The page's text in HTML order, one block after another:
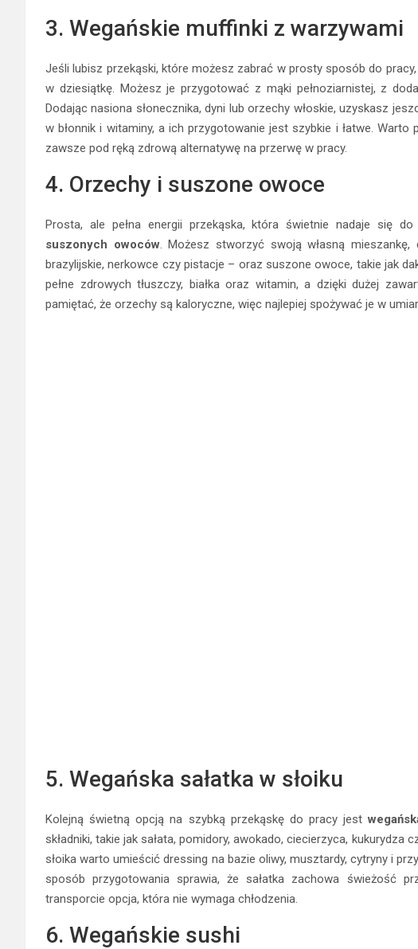
3. Wegańskie muffinki z warzywami
Jeśli lubisz przekąski, które możesz zabrać w prosty sposób do
w dziesiątkę. Możesz je przygotować z mąki pełnoziarnistej, z
Dodając nasiona słonecznika, dyni lub orzechy włoskie, uzyskasz
w błonnik i witaminy, a ich przygotowanie jest szybkie i łatwe.
zawsze pod ręką zdrową alternatywę na przerwę w pracy.
4. Orzechy i suszone owoce
Prosta, ale pełna energii przekąska, która świetnie nadaje się
suszonych owoców. Możesz stworzyć swoją własną mieszankę,
brazylijskie, nerkowce czy pistacje – oraz suszone owoce, takie jak
pełne zdrowych tłuszczy, białka oraz witamin, a dzięki dużej
pamiętać, że orzechy są kaloryczne, więc najlepiej spożywać je w